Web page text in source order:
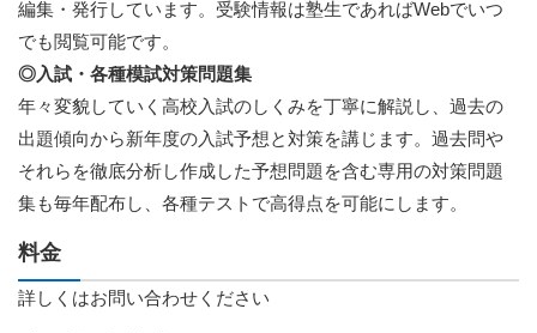
編集・発行しています。受験情報は塾生であればWebでいつ
でも閲覧可能です。
◎入試・各種模試対策問題集
年々変貌していく高校入試のしくみを丁寧に解説し、過去の
出題傾向から新年度の入試予想と対策を講じます。過去問や
それらを徹底分析し作成した予想問題を含む専用の対策問題
集も毎年配布し、各種テストで高得点を可能にします。
料金
詳しくはお問い合わせください